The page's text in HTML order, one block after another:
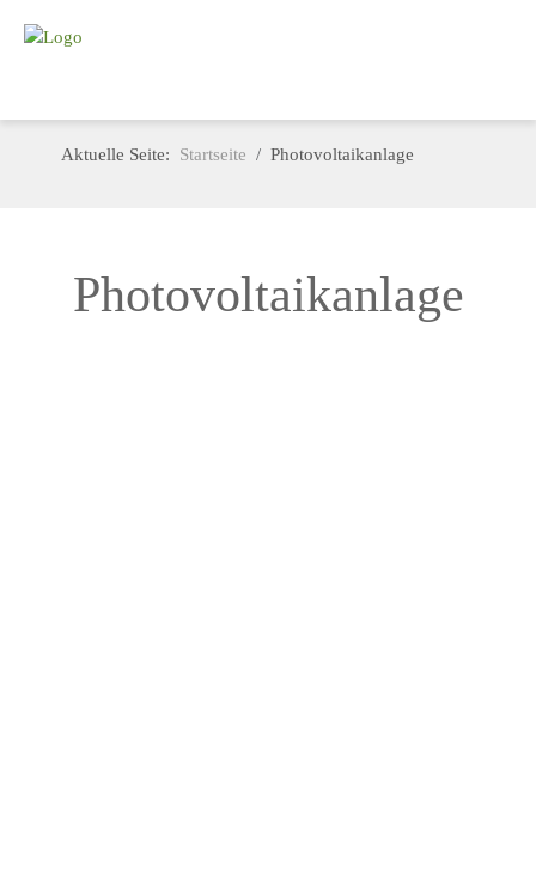
Aktuelle Seite: Startseite Photovoltaikanlage
Photovoltaikanlage